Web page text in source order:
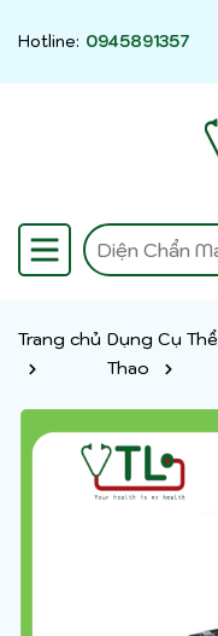
Hotline: 0945891357
Trang chủ Dụng Cụ Thể
Thao